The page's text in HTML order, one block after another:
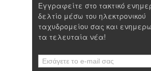
Εγγραφείτε στο τακτικό
δελτίο μέσω του ηλεκτρονικού
ταχυδρομείου σας και
τα τελευταία νέα!